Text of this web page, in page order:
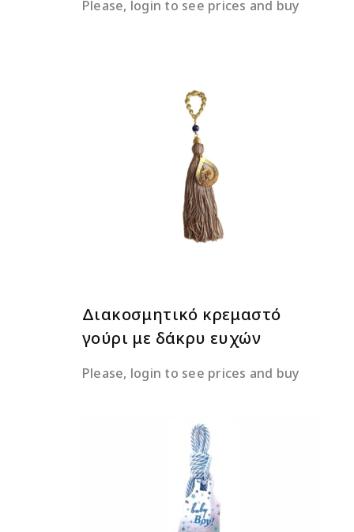
Please, login to see prices and buy
ΔΙΑΒΆΣΤΕ ΠΕΡΙΣΣΌΤΕΡΑ
Διακοσμητικό κρεμαστό
γούρι με δάκρυ ευχών
Please, login to see prices and buy